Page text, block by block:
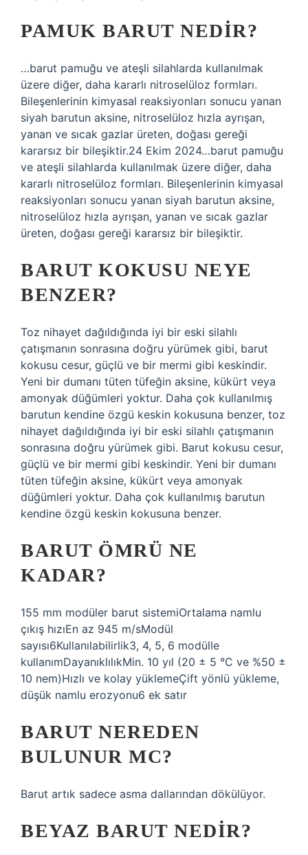
PAMUK BARUT NEDIR?
…barut pamuğu ve ateşli silahlarda kullanılmak
üzere diğer, daha kararlı nitroselüloz formları.
Bileşenlerinin kimyasal reaksiyonları sonucu yanan
siyah barutun aksine, nitroselüloz hızla ayrışan,
yanan ve sıcak gazlar üreten, doğası gereği
kararsız bir bileşiktir.24 Ekim 2024…barut pamuğu
ve ateşli silahlarda kullanılmak üzere diğer, daha
kararlı nitroselüloz formları. Bileşenlerinin kimyasal
reaksiyonları sonucu yanan siyah barutun aksine,
nitroselüloz hızla ayrışan, yanan ve sıcak gazlar
üreten, doğası gereği kararsız bir bileşiktir.
BARUT KOKUSU NEYE
BENZER?
Toz nihayet dağıldığında iyi bir eski silahlı
çatışmanın sonrasına doğru yürümek gibi, barut
kokusu cesur, güçlü ve bir mermi gibi keskindir.
Yeni bir dumanı tüten tüfeğin aksine, kükürt veya
amonyak düğümleri yoktur. Daha çok kullanılmış
barutun kendine özgü keskin kokusuna benzer, toz
nihayet dağıldığında iyi bir eski silahlı çatışmanın
sonrasına doğru yürümek gibi. Barut kokusu cesur,
güçlü ve bir mermi gibi keskindir. Yeni bir dumanı
tüten tüfeğin aksine, kükürt veya amonyak
düğümleri yoktur. Daha çok kullanılmış barutun
kendine özgü keskin kokusuna benzer.
BARUT ÖMRÜ NE
KADAR?
155 mm modüler barut sistemiOrtalama namlu
çıkış hızıEn az 945 m/sModül
sayısı6Kullanılabilirlik3, 4, 5, 6 modülle
kullanımDayanıklılıkMin. 10 yıl (20 ± 5 °C ve %50 ±
10 nem)Hızlı ve kolay yüklemeÇift yönlü yükleme,
düşük namlu erozyonu6 ek satır
BARUT NEREDEN
BULUNUR MC?
Barut artık sadece asma dallarından dökülüyor.
BEYAZ BARUT NEDIR?